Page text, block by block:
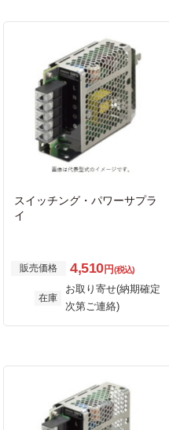
スイッチング・パワーサプラ
イ
販売価格 4,510円(税込)
在庫
お取り寄せ(納期確定
次第ご連絡)